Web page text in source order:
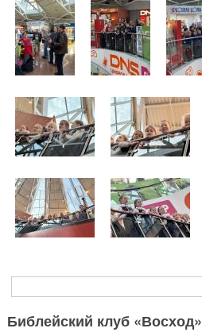
Форма поиска
Библейский клуб «Восход»